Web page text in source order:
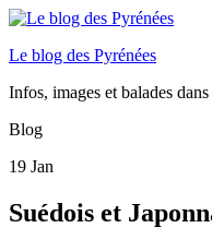
Le blog des Pyrénées
Infos, images et balades
Blog
19 Jan
Suédois et